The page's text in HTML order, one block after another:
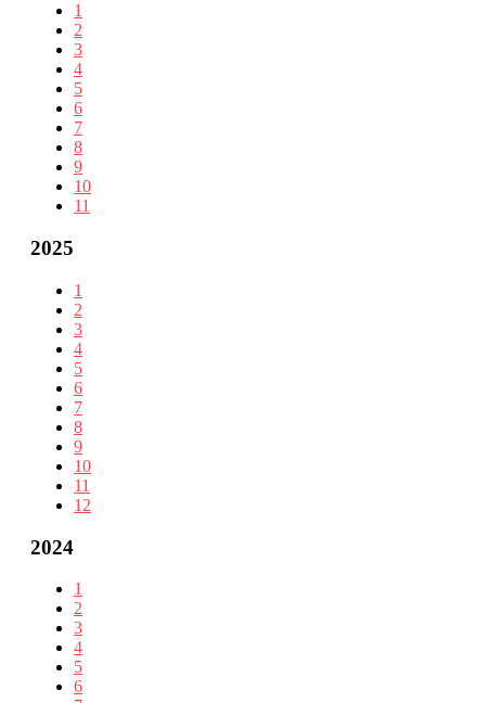
1
2
3
4
5
6
7
8
9
10
11
2025
1
2
3
4
5
6
7
8
9
10
11
12
2024
1
2
3
4
5
6